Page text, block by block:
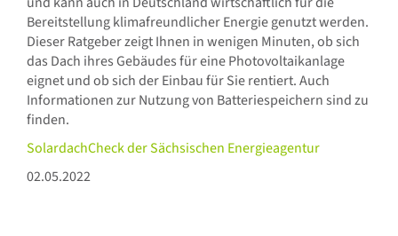
Bereitstellung klimafreundlicher Energie genutzt werden.
Dieser Ratgeber zeigt Ihnen in wenigen Minuten, ob sich
das Dach ihres Gebäudes für eine Photovoltaikanlage
eignet und ob sich der Einbau für Sie rentiert. Auch
Informationen zur Nutzung von Batteriespeichern sind zu
finden.
SolardachCheck der Sächsischen Energieagentur
02.05.2022